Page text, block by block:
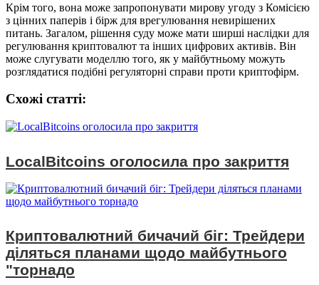
Крім того, вона може запропонувати мирову угоду з Комісією
з цінних паперів і бірж для врегулювання невирішених
питань. Загалом, рішення суду може мати ширші наслідки для
регулювання криптовалют та інших цифрових активів. Він
може слугувати моделлю того, як у майбутньому можуть
розглядатися подібні регуляторні справи проти криптофірм.
Схожі статтi:
LocalBitcoins оголосила про закриття
Криптовалютний бичачий біг: Трейдери
діляться планами щодо майбутнього
"торнадо